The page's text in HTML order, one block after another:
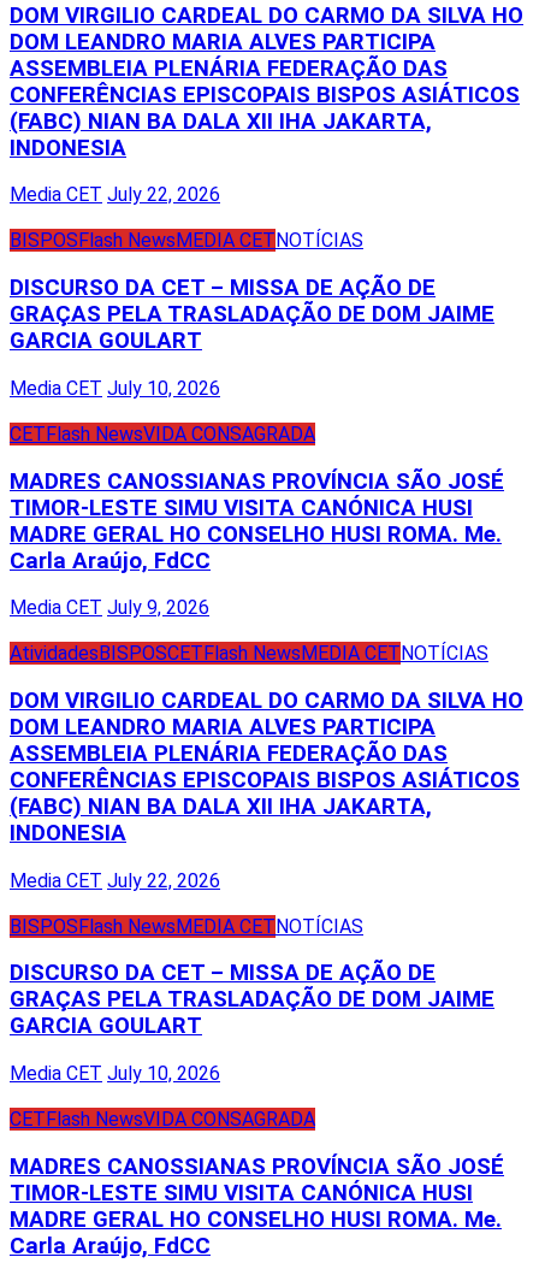
DOM VIRGILIO CARDEAL DO CARMO DA SILVA HO
DOM LEANDRO MARIA ALVES PARTICIPA
ASSEMBLEIA PLENÁRIA FEDERAÇÃO DAS
CONFERÊNCIAS EPISCOPAIS BISPOS ASIÁTICOS
(FABC) NIAN BA DALA XII IHA JAKARTA,
INDONESIA
Media CET July 22, 2026
BISPOS Flash News MEDIA CET NOTÍCIAS
DISCURSO DA CET – MISSA DE AÇÃO DE
GRAÇAS PELA TRASLADAÇÃO DE DOM JAIME
GARCIA GOULART
Media CET July 10, 2026
CETFlash NewsVIDA CONSAGRADA
MADRES CANOSSIANAS PROVÍNCIA SÃO JOSÉ
TIMOR-LESTE SIMU VISITA CANÓNICA HUSI
MADRE GERAL HO CONSELHO HUSI ROMA. Me.
Carla Araújo, FdCC
Media CET July 9, 2026
Atividades BISPOSCET Flash News MEDIA CET NOTÍCIAS
DOM VIRGILIO CARDEAL DO CARMO DA SILVA HO
DOM LEANDRO MARIA ALVES PARTICIPA
ASSEMBLEIA PLENÁRIA FEDERAÇÃO DAS
CONFERÊNCIAS EPISCOPAIS BISPOS ASIÁTICOS
(FABC) NIAN BA DALA XII IHA JAKARTA,
INDONESIA
Media CET July 22, 2026
BISPOSFlash NewsMEDIA CETNOTÍCIAS
DISCURSO DA CET – MISSA DE AÇÃO DE
GRAÇAS PELA TRASLADAÇÃO DE DOM JAIME
GARCIA GOULART
Media CET July 10, 2026
CET Flash NewsVIDA CONSAGRADA
MADRES CANOSSIANAS PROVÍNCIA SÃO JOSÉ
TIMOR-LESTE SIMU VISITA CANÓNICA HUSI
MADRE GERAL HO CONSELHO HUSI ROMA. Me.
Carla Araújo, FdCC